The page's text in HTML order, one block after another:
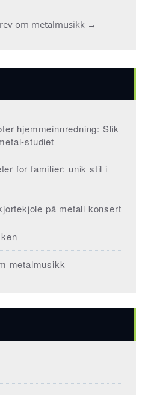
om metalmusikk →
hjemmeinnredning: Slik
studiet
for familier: unik stil i
på metall konsert
metalmusikk